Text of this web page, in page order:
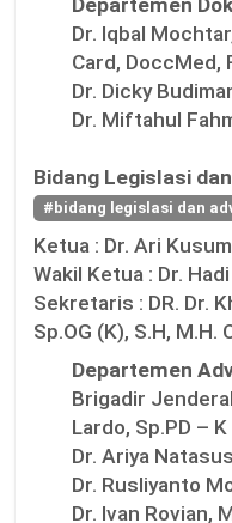
Departemen
Dr. Iqbal
Card, DoccMed,
Dr. Dicky
Dr. Miftahul
Bidang Legislasi
#bidang legislasi dan
Ketua : Dr. Ari
Wakil Ketua : Dr.
Sekretaris : DR. Dr.
Sp.OG (K), S.H, M.H.
Departemen
Brigadir
Lardo, Sp.PD –
Dr. Ariya
Dr. Rusliyanto
Dr. Ivan Rovian,